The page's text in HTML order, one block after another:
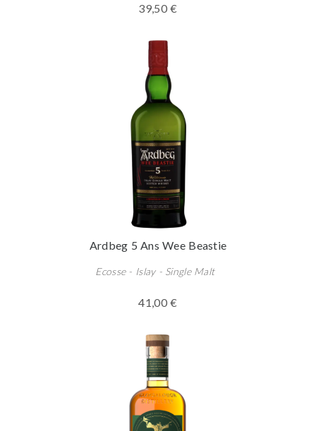
39,50 €
Ardbeg 5 Ans Wee Beastie
Ecosse - Islay - Single Malt
41,00 €